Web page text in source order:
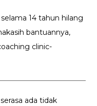
14 tahun hilang
bantuannya,
clinic-
ada tidak